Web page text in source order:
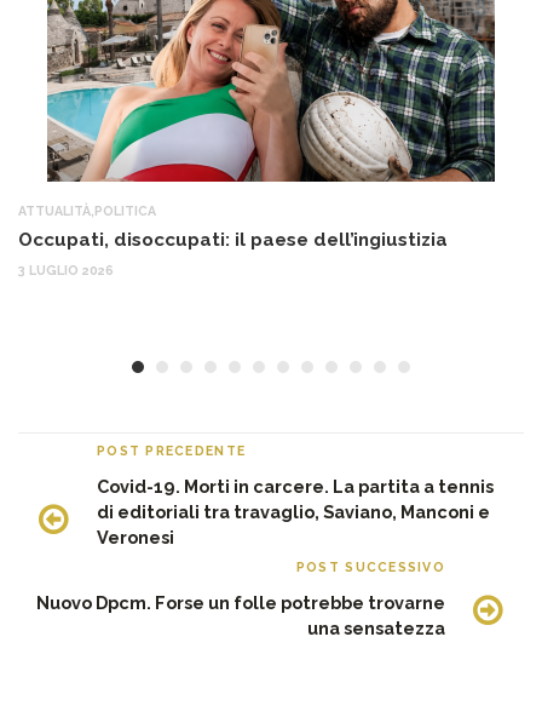
ATTUALITÀ POLITICA
Occupati, disoccupati: il paese dell’ingiustizia
3 LUGLIO 2026
POST PRECEDENTE
Covid-19. Morti in carcere. La partita a tennis
di editoriali tra travaglio, Saviano, Manconi e
Veronesi
POST SUCCESSIVO
Nuovo Dpcm. Forse un folle potrebbe trovarne
una sensatezza